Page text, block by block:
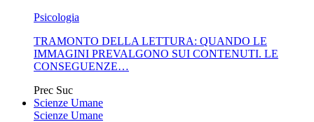
Psicologia
TRAMONTO DELLA LETTURA: QUANDO LE
IMMAGINI PREVALGONO SUI CONTENUTI. LE
CONSEGUENZE…
Prec Suc
Scienze Umane
Scienze Umane